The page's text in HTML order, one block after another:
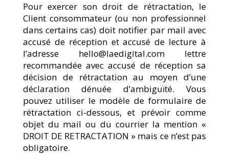
Pour exercer son droit de rétractation, le
Client consommateur (ou non professionnel
dans certains cas) doit notifier par mail avec
accusé de réception et accusé de lecture à
l’adresse hello@laedigital.com lettre
recommandée avec accusé de réception sa
décision de rétractation au moyen d’une
déclaration dénuée d’ambiguïté. Vous
pouvez utiliser le modèle de formulaire de
rétractation ci-dessous, et prévoir comme
objet du mail ou du courrier la mention «
DROIT DE RETRACTATION » mais ce n’est pas
obligatoire.